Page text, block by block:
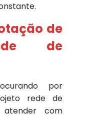
de
de
por
rede de
com